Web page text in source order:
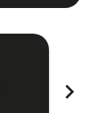
chevron_right